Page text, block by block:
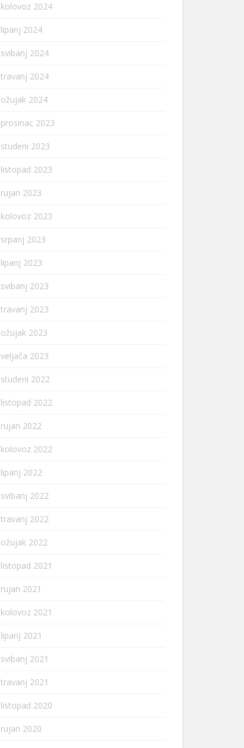
kolovoz 2024
lipanj 2024
svibanj 2024
travanj 2024
ožujak 2024
prosinac 2023
studeni 2023
listopad 2023
rujan 2023
kolovoz 2023
srpanj 2023
lipanj 2023
svibanj 2023
travanj 2023
ožujak 2023
veljača 2023
studeni 2022
listopad 2022
rujan 2022
kolovoz 2022
lipanj 2022
svibanj 2022
travanj 2022
ožujak 2022
listopad 2021
rujan 2021
kolovoz 2021
lipanj 2021
svibanj 2021
travanj 2021
listopad 2020
rujan 2020